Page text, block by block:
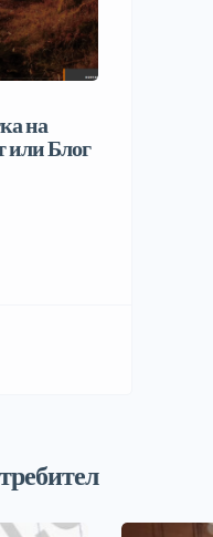
на
или Блог